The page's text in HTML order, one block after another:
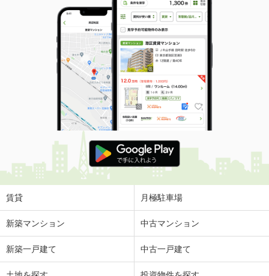
賃貸 月極駐車場
新築マンション 中古マンション
新築一戸建て 中古一戸建て